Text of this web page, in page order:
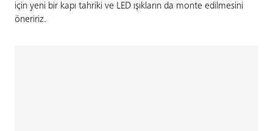
için yeni bir kapı tahriki ve LED ışıkların da monte edilmesini
öneririz.